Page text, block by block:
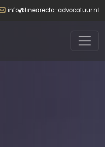
info@linearecta-advocatuur.nl